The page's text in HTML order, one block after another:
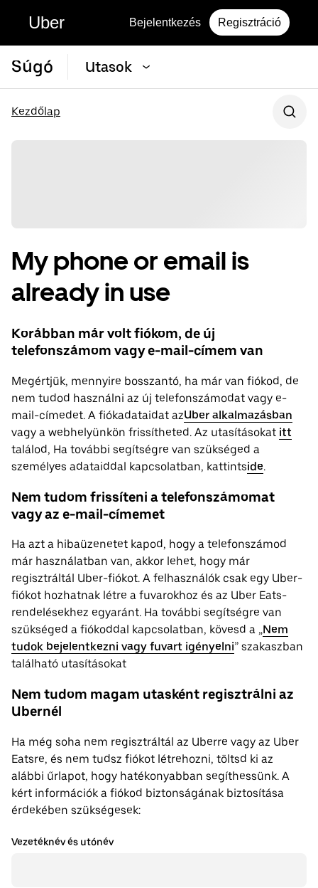
Uber Bejelentkezés Regisztráció
Súgó Utasok
Kezdőlap
My phone or email is
already in use
Korábban már volt fiókom, de új
telefonszámom vagy e-mail-címem van
Megértjük, mennyire bosszantó, ha már van fiókod, de
nem tudod használni az új telefonszámodat vagy e-
mail-címedet. A fiókadataidat azUber alkalmazásban
vagy a webhelyünkön frissítheted. Az utasításokat itt
találod, Ha további segítségre van szükséged a
személyes adataiddal kapcsolatban, kattintside.
Nem tudom frissíteni a telefonszámomat
vagy az e-mail-címemet
Ha azt a hibaüzenetet kapod, hogy a telefonszámod
már használatban van, akkor lehet, hogy már
regisztráltál Uber-fiókot. A felhasználók csak egy Uber-
fiókot hozhatnak létre a fuvarokhoz és az Uber Eats-
rendelésekhez egyaránt. Ha további segítségre van
szükséged a fiókoddal kapcsolatban, kövesd a „Nem
tudok bejelentkezni vagy fuvart igényelni” szakaszban
található utasításokat
Nem tudom magam utasként regisztrálni az
Ubernél
Ha még soha nem regisztráltál az Uberre vagy az Uber
Eatsre, és nem tudsz fiókot létrehozni, töltsd ki az
alábbi űrlapot, hogy hatékonyabban segíthessünk. A
kért információk a fiókod biztonságának biztosítása
érdekében szükségesek:
Vezetéknév és utónév